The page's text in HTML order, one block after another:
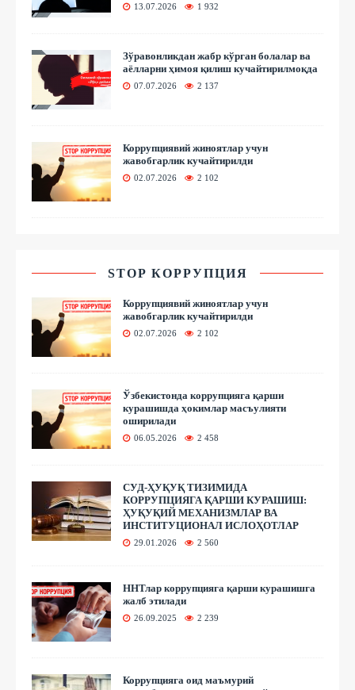
13.07.2026 1 932
Зўравонликдан жабр кўрган болалар ва
аёлларни ҳимоя қилиш кучайтирилмоқда
07.07.2026 2 137
Коррупциявий жиноятлар учун
жавобгарлик кучайтирилди
02.07.2026 2 102
STOP КОРРУПЦИЯ
Коррупциявий жиноятлар учун
жавобгарлик кучайтирилди
02.07.2026 2 102
Ўзбекистонда коррупцияга қарши
курашишда ҳокимлар масъулияти
оширилади
06.05.2026 2 458
СУД-ҲУҚУҚ ТИЗИМИДА
КОРРУПЦИЯГА ҚАРШИ КУРАШИШ:
ҲУҚУҚИЙ МЕХАНИЗМЛАР ВА
ИНСТИТУЦИОНАЛ ИСЛОҲОТЛАР
29.01.2026 2 560
ННТлар коррупцияга қарши курашишга
жалб этилади
26.09.2025 2 239
Коррупцияга оид маъмурий